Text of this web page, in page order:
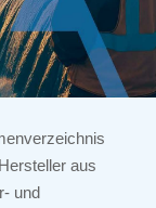
aus
und